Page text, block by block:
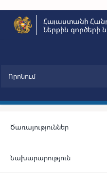
content
Հայաստանի
Ներքին գործերի
Ծառայություններ
Նախարարություն